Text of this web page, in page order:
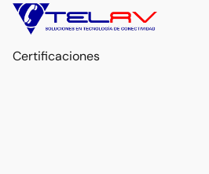
Certificaciones